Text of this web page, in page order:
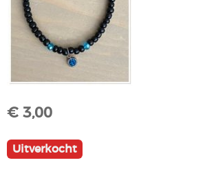
€ 3,00
Uitverkocht